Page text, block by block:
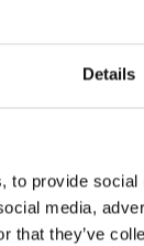
Details
to provide
media,
that they’ve
fietsen of
De sokken